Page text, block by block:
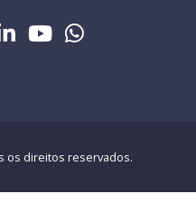
os direitos reservados.